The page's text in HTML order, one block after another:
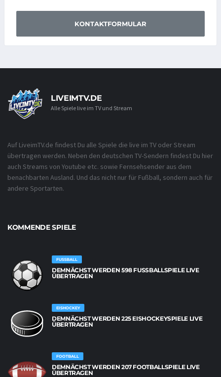
KONTAKTFORMULAR
LIVEIMTV.DE
Alle Spiele live im TV und Stream
Auf LiveimTV.de findest Du alle Spiele die live im TV oder Stream
übertragen werden. Neben den deutschen TV-Sendern findest Du hier
auch Streams von Youtube etc. sowie Fernsehsender aus dem
benachbarten Ausland. Und das nicht nur für Fußball, sondern auch für
andere Sportarten.
KOMMENDE SPIELE
FUSSBALL
DEMNÄCHST WERDEN 598 FUSSBALLSPIELE LIVE Ü
BERTRAGEN
EISHOCKEY
DEMNÄCHST WERDEN 225 EISHOCKEYSPIELE LIVE
ÜBERTRAGEN
FOOTBALL
DEMNÄCHST WERDEN 207 FOOTBALLSPIELE LIVE
ÜBERTRAGEN